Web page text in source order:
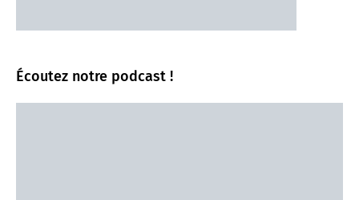
Écoutez notre podcast !